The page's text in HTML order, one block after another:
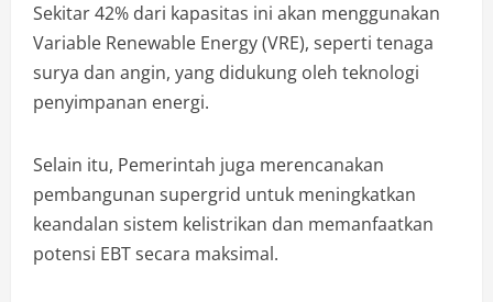
Sekitar 42% dari kapasitas ini akan menggunakan
Variable Renewable Energy (VRE), seperti tenaga
surya dan angin, yang didukung oleh teknologi
penyimpanan energi.
Selain itu, Pemerintah juga merencanakan
pembangunan supergrid untuk meningkatkan
keandalan sistem kelistrikan dan memanfaatkan
potensi EBT secara maksimal.